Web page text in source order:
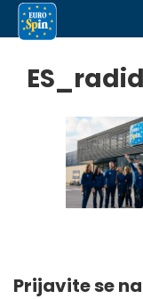
Prijavite se